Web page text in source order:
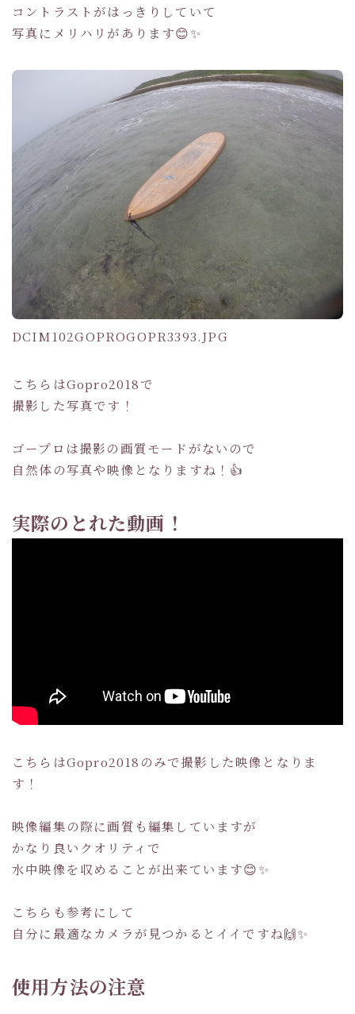
コントラストがはっきりしていて
写真にメリハリがあります😊✨
DCIM102GOPROGOPR3393.JPG
こちらはGopro2018で
撮影した写真です！
ゴープロは撮影の画質モードがないので
自然体の写真や映像となりますね！👍
実際のとれた動画！
こちらはGopro2018のみで撮影した映像となりま
す！
映像編集の際に画質も編集していますが
かなり良いクオリティで
水中映像を収めることが出来ています😊✨
こちらも参考にして
自分に最適なカメラが見つかるとイイですね🙌✨
使用方法の注意